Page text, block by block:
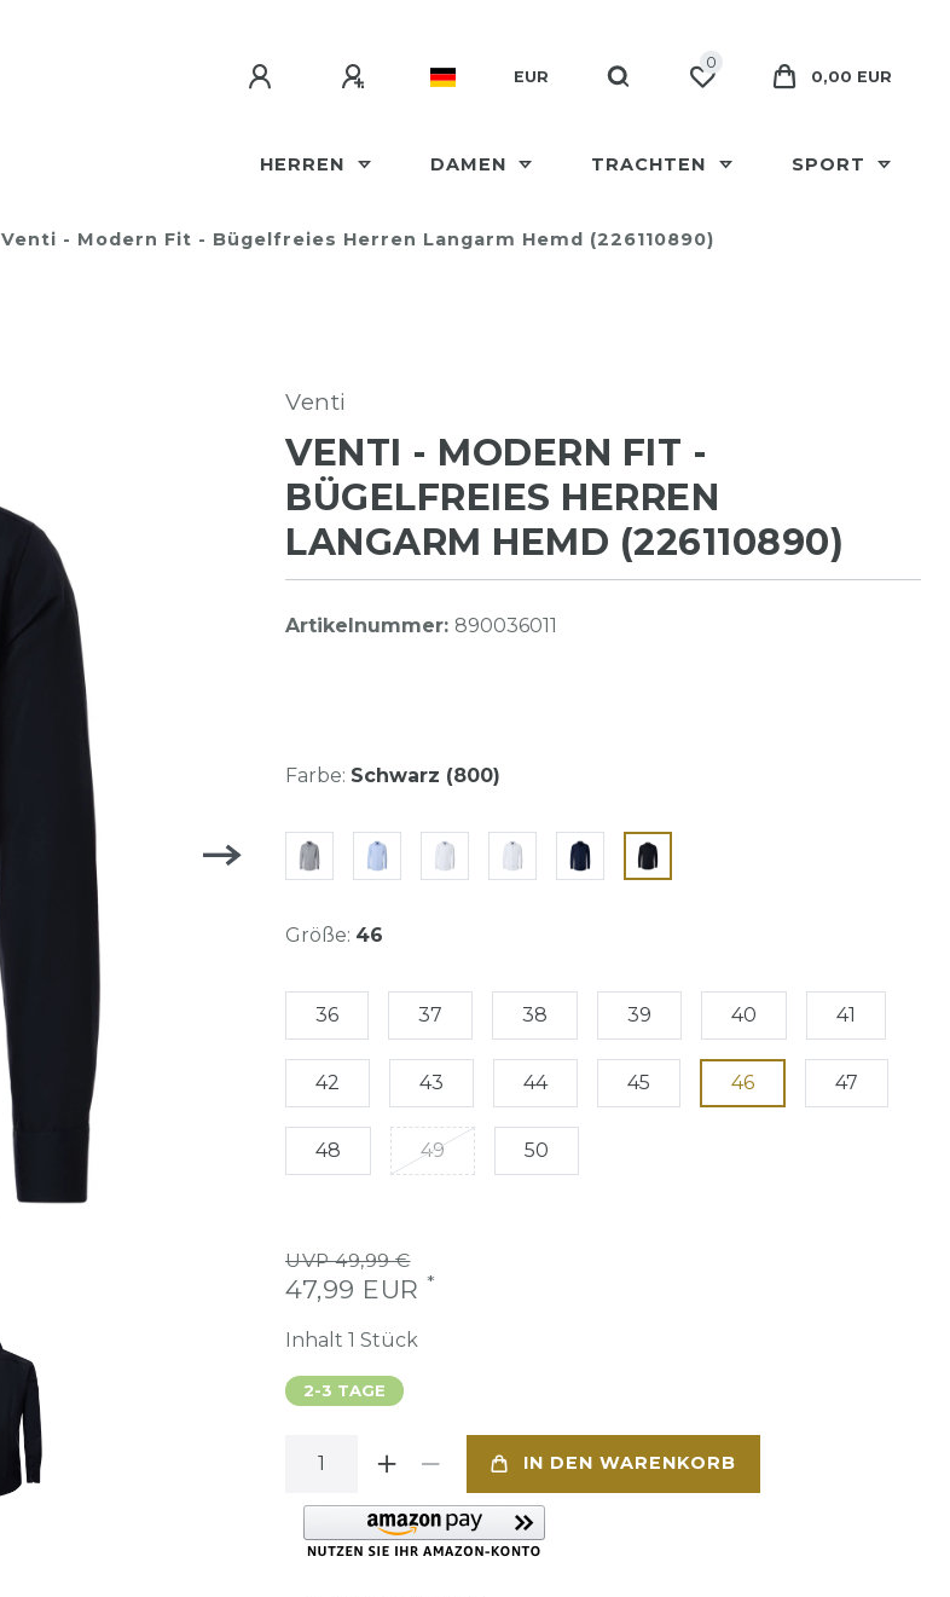
EUR
0
0,00 EUR
HERREN DAMEN TRACHTEN SPORT
Venti - Modern Fit - Bügelfreies Herren Langarm Hemd (226110890)
Venti
VENTI - MODERN FIT -
BÜGELFREIES HERREN
LANGARM HEMD (226110890)
Artikelnummer: 890036011
Farbe: Schwarz (800)
Größe: 46
36 37 38 39 40 41
42 43 44 45 46 47
48 49 50
UVP 49,99 €
47,99 EUR *
Inhalt 1 Stück
2-3 TAGE
IN DEN WARENKORB